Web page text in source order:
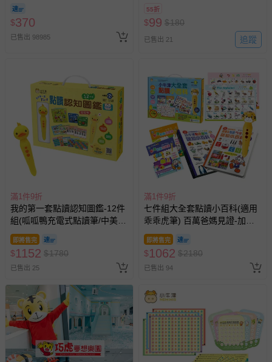
$370
已售出 98985
55折
$99 $180
已售出 21 追蹤
滿1件9折
我的第一套點讀認知圖鑑-12件
組(呱呱鴨充電式點讀筆/中美雙
語/幼兒啟蒙認知)
即將售完
$1152 $1780
已售出 25
滿1件9折
七件組大全套點讀小百科(適用
乖乖虎筆) 百萬爸媽見證-加贈
攜帶式點讀卡包
即將售完
$1062 $2180
已售出 94